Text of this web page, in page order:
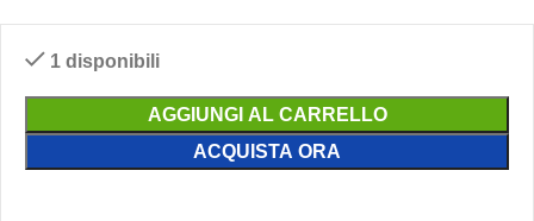
1 disponibili
AGGIUNGI AL CARRELLO
ACQUISTA ORA